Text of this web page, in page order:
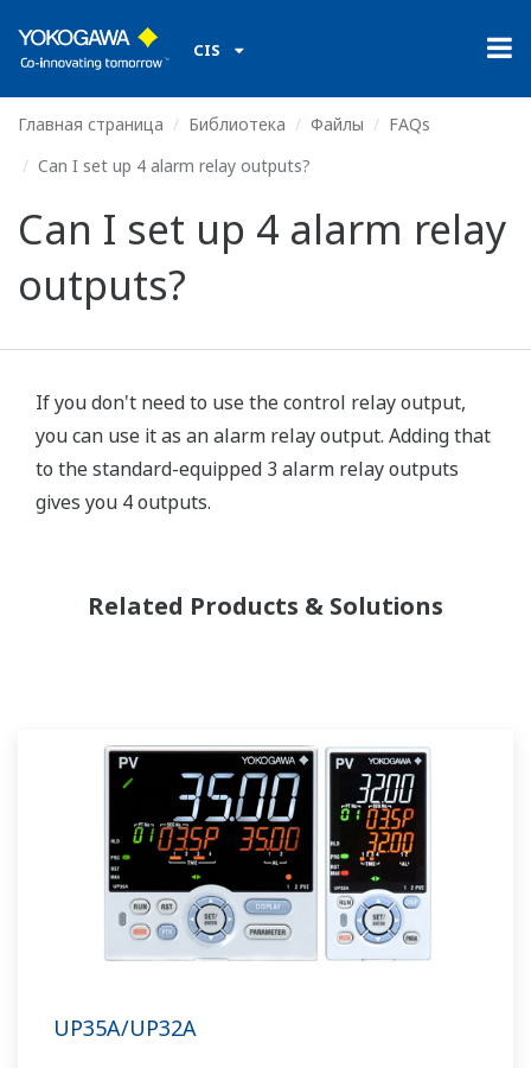
CIS
Главная страница Библиотека Файлы
FAQs
Can I set up 4 alarm relay outputs?
Can I set up 4 alarm relay
outputs?
If you don't need to use the control relay output,
you can use it as an alarm relay output. Adding that
to the standard-equipped 3 alarm relay outputs
gives you 4 outputs.
Related Products & Solutions
UP35A/UP32A